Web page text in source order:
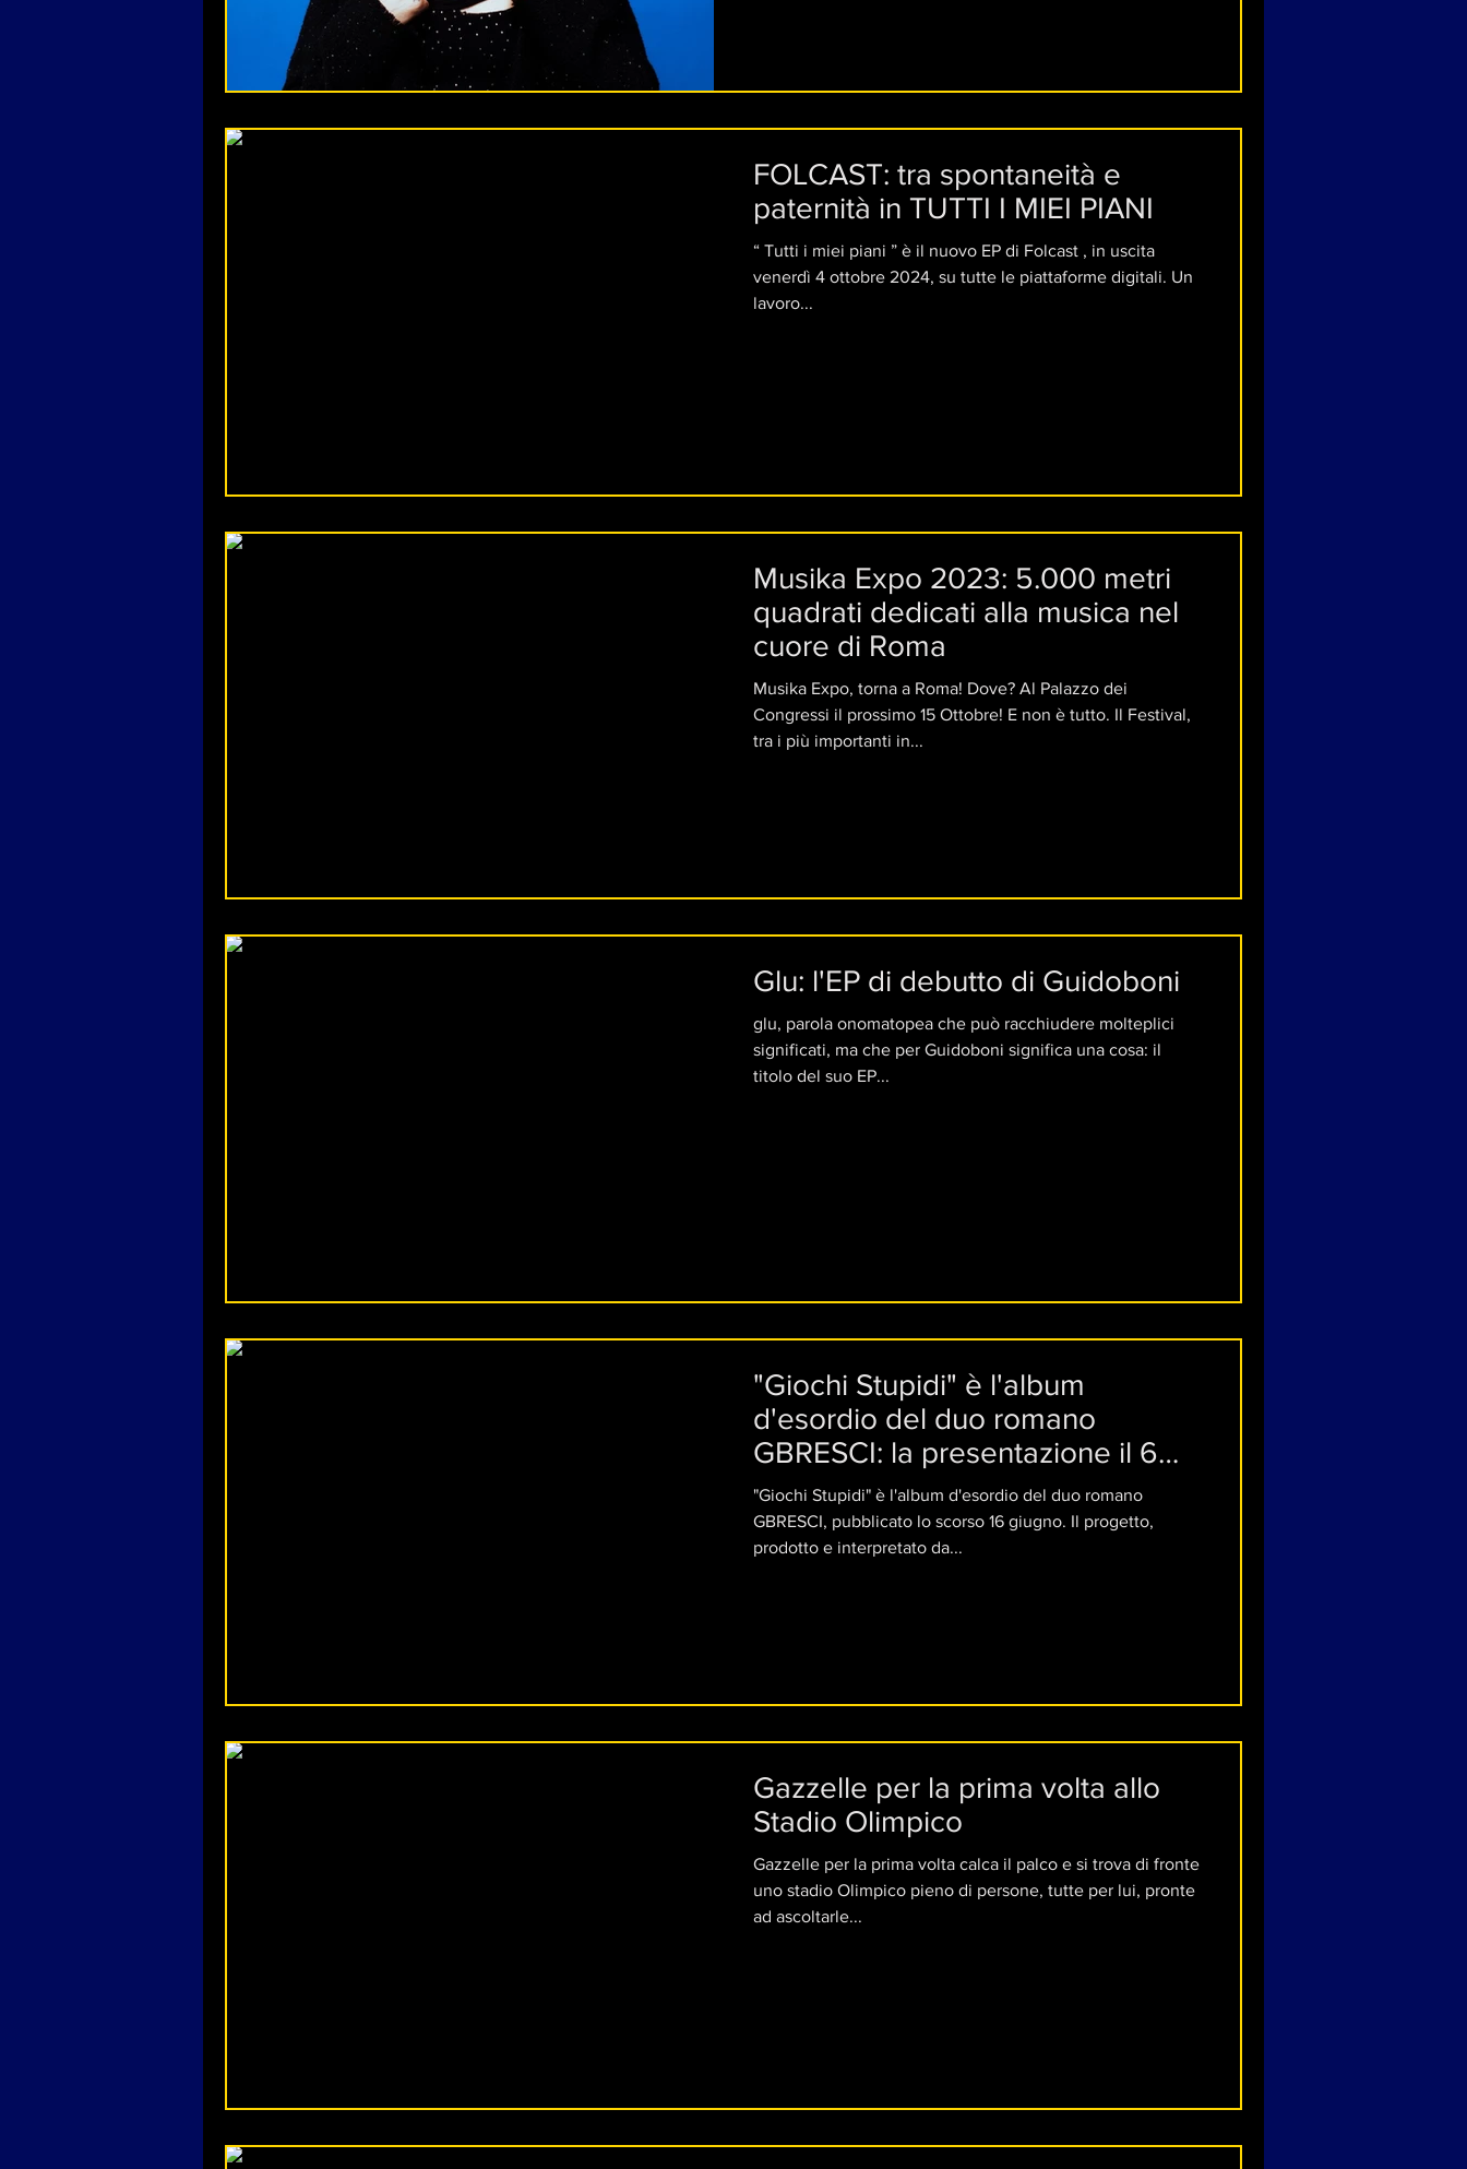
FOLCAST: tra spontaneità e
paternità in TUTTI I MIEI PIANI
“ Tutti i miei piani ” è il nuovo EP di Folcast , in uscita
venerdì 4 ottobre 2024, su tutte le piattaforme digitali. Un
lavoro...
Musika Expo 2023: 5.000 metri
quadrati dedicati alla musica nel
cuore di Roma
Musika Expo, torna a Roma! Dove? Al Palazzo dei
Congressi il prossimo 15 Ottobre! E non è tutto. Il Festival,
tra i più importanti in...
Glu: l'EP di debutto di Guidoboni
glu, parola onomatopea che può racchiudere molteplici
significati, ma che per Guidoboni significa una cosa: il
titolo del suo EP...
"Giochi Stupidi" è l'album
d'esordio del duo romano
GBRESCI: la presentazione il 6
luglio a Roma
"Giochi Stupidi" è l'album d'esordio del duo romano
GBRESCI, pubblicato lo scorso 16 giugno. Il progetto,
prodotto e interpretato da...
Gazzelle per la prima volta allo
Stadio Olimpico
Gazzelle per la prima volta calca il palco e si trova di fronte
uno stadio Olimpico pieno di persone, tutte per lui, pronte
ad ascoltarle...